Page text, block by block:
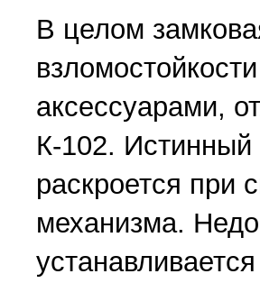
В целом
аксессуарами,
К-102.
раскроется при
механизма.